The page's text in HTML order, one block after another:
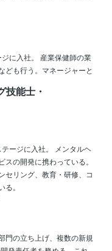
に入社。 産業保健師の業
ども行う。マネージャーと
技能士・
ージに入社。 メンタルヘ
の開発に携わっている。
セリング、教育・研修、コ
る。
門の立ち上げ、複数の新規